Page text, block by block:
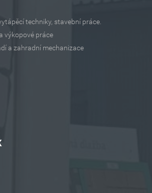
techniky, stavební práce.
výkopové práce
a zahradní mechanizace